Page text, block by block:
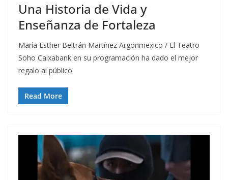
Una Historia de Vida y
Enseñanza de Fortaleza
María Esther Beltrán Martínez Argonmexico / El Teatro
Soho Caixabank en su programación ha dado el mejor
regalo al público
Read More